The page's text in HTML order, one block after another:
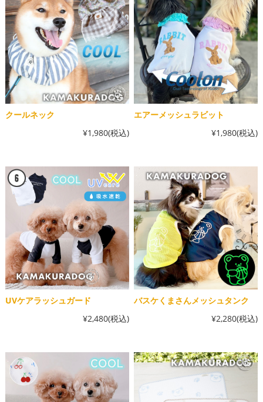
クールネック
¥1,980(税込)
エアーメッシュラビット
¥1,980(税込)
UVケアラッシュガード
¥2,480(税込)
バスケくまさんメッシュタンク
¥2,280(税込)